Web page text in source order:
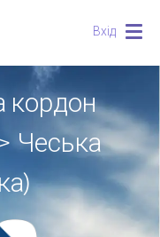
Вхід
кордон
Чеська